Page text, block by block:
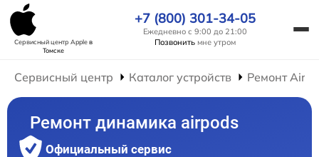
Сервисный центр Appleв
Томске
+7 (800) 301-34-05
Ежедневно с 9:00 до 21:00
Позвонить мне утром
Сервисный центр Каталог устройств Ремонт
Ремонт динамика airpods
Официальный сервис